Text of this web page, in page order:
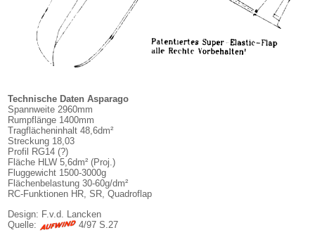
Technische Daten Asparago
Spannweite 2960mm
Rumpflänge 1400mm
Tragflächeninhalt 48,6dm²
Streckung 18,03
Profil RG14 (?)
Fläche HLW 5,6dm² (Proj.)
Fluggewicht 1500-3000g
Flächenbelastung 30-60g/dm²
RC-Funktionen HR, SR, Quadroflap
Design: F.v.d. Lancken
Quelle:
4/97 S.27